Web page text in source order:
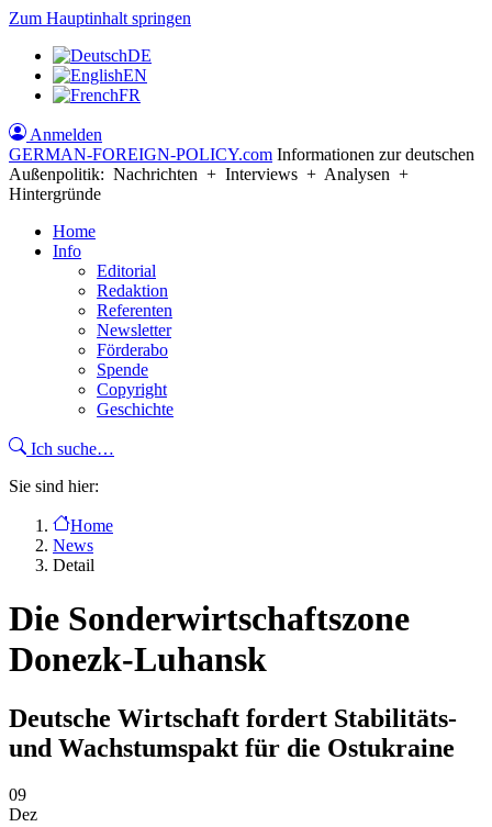
Zum Hauptinhalt springen
DE
EN
FR
Anmelden
GERMAN-FOREIGN-POLICY.com Informationen zur deutschen
Außenpolitik: Nachrichten + Interviews + Analysen +
Hintergründe
Home
Info
Editorial
Redaktion
Referenten
Newsletter
Förderabo
Spende
Copyright
Geschichte
Ich suche…
Sie sind hier:
Home
News
Detail
Die Sonderwirtschaftszone
Donezk-Luhansk
Deutsche Wirtschaft fordert Stabilitäts-
und Wachstumspakt für die Ostukraine
09
Dez